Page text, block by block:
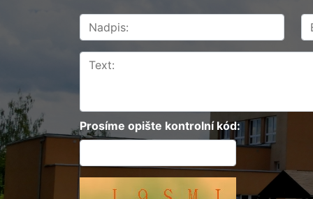
Prosíme opište kontrolní kód: